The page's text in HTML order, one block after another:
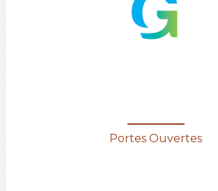
Portes Ouvertes